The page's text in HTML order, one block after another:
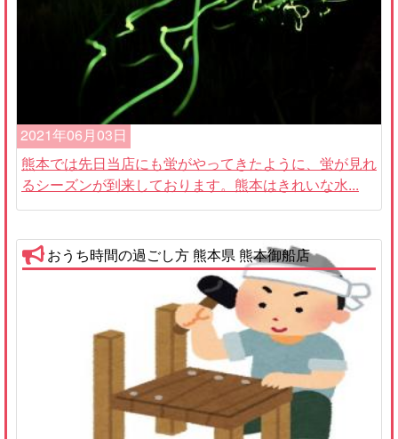
2021年06月03日
熊本では先日当店にも蛍がやってきたように、蛍が見れ
るシーズンが到来しております。熊本はきれいな水...
おうち時間の過ごし方 熊本県 熊本御船店